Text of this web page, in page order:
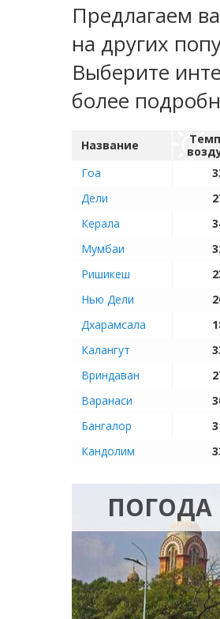
Предлагаем
на других
Выберите
более
Название
Гоа
Дели
Керала
Мумбаи
Ришикеш
Нью Дели
Дхарамсала
Калангут
Вриндаван
Варанаси
Бангалор
Кандолим
ПОГОДА